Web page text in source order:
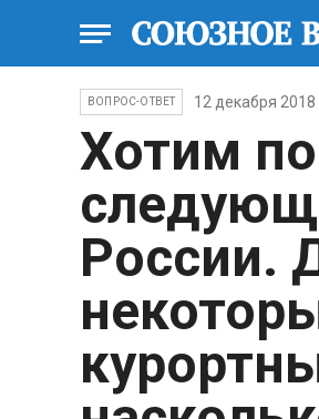
ВОПРОС-ОТВЕТ 12 декабря 2018
Хотим
России.